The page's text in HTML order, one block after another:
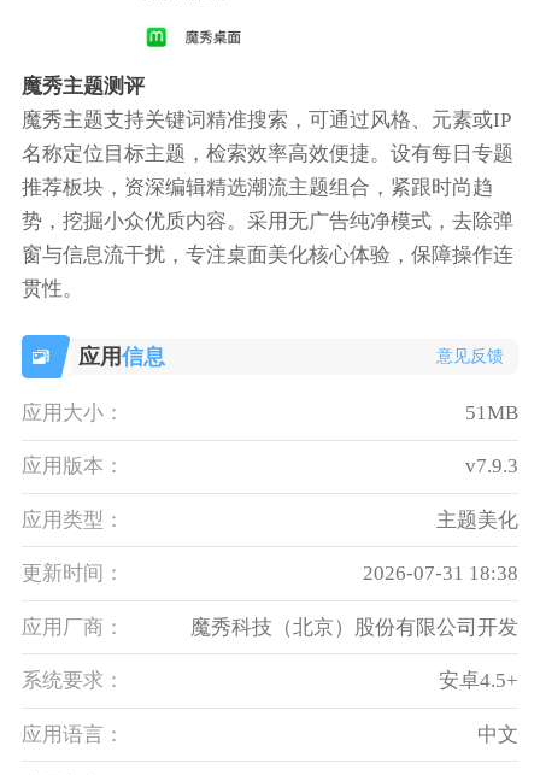
魔秀主题测评
魔秀主题支持关键词精准搜索，可通过风格、元素或IP
名称定位目标主题，检索效率高效便捷。设有每日专题
推荐板块，资深编辑精选潮流主题组合，紧跟时尚趋
势，挖掘小众优质内容。采用无广告纯净模式，去除弹
窗与信息流干扰，专注桌面美化核心体验，保障操作连
贯性。
应用信息 意见反馈
应用大小： 51MB
应用版本： v7.9.3
应用类型： 主题美化
更新时间： 2026-07-31 18:38
应用厂商： 魔秀科技（北京）股份有限公司开发
系统要求： 安卓4.5+
应用语言： 中文